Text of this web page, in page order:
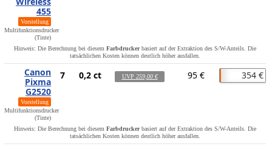
455
Vorstellung
Multifunktionsdrucker
(Tinte)
Hinweis: Die Berechnung bei diesem Farbdruckerbasiert auf der Extraktion des S/W-Anteils. Die
tatsächlichen Kosten können deutlich höher ausfallen.
Canon
Pixma
G2520
Vorstellung
Multifunktionsdrucker
(Tinte)
7 0,2 ct UVP 259,00 € 95 € 354 €
Hinweis: Die Berechnung bei diesem Farbdruckerbasiert auf der Extraktion des S/W-Anteils. Die
tatsächlichen Kosten können deutlich höher ausfallen.